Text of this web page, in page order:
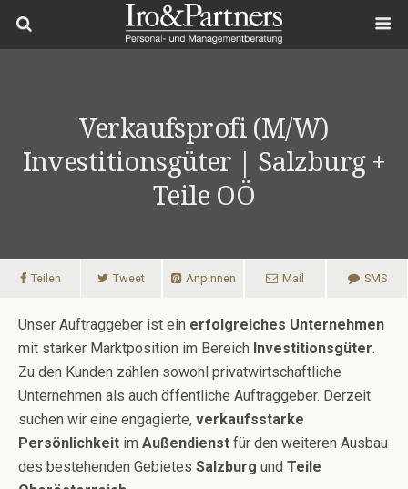
Verkaufsprofi (m/w)
Investitionsgüter | Salzburg +
Teile OÖ
Teilen Tweet Anpinnen Mail SMS
Unser Auftraggeber ist ein erfolgreiches Unternehmen
mit starker Marktposition im Bereich Investitionsgüter.
Zu den Kunden zählen sowohl privatwirtschaftliche
Unternehmen als auch öffentliche Auftraggeber. Derzeit
suchen wir eine engagierte, verkaufsstarke
Persönlichkeit im Außendienst für den weiteren Ausbau
des bestehenden Gebietes Salzburg und Teile